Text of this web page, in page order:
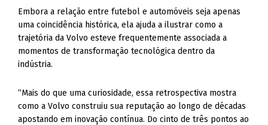
Embora a relação entre futebol e automóveis seja apenas
uma coincidência histórica, ela ajuda a ilustrar como a
trajetória da Volvo esteve frequentemente associada a
momentos de transformação tecnológica dentro da
indústria.
“Mais do que uma curiosidade, essa retrospectiva mostra
como a Volvo construiu sua reputação ao longo de décadas
apostando em inovação contínua. Do cinto de três pontos ao